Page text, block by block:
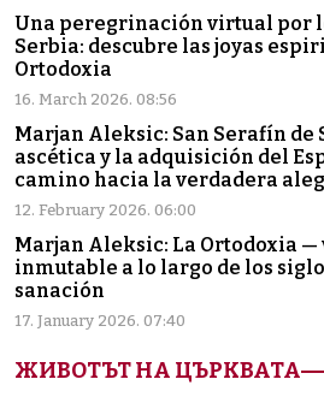
Una peregrinación virtual por
Serbia: descubre las joyas
Ortodoxia
16. March 2026. 08:56
Marjan Aleksic: San Serafín de
ascética y la adquisición del
camino hacia la verdadera
12. February 2026. 06:00
Marjan Aleksic: La Ortodoxia —
inmutable a lo largo de los
sanación
17. January 2026. 07:40
ЖИВОТЪТ НА ЦЪРКВАТА